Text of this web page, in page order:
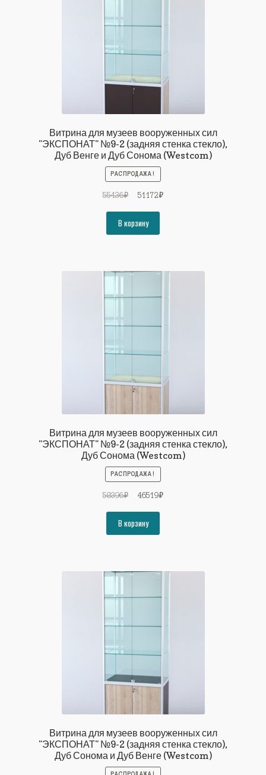
Витрина для музеев вооруженных сил
"ЭКСПОНАТ" №9-2 (задняя стенка стекло),
Дуб Венге и Дуб Сонома (Westcom)
РАСПРОДАЖА!
55436₽
Первоначальная
составляла
55436₽.
51172₽Текущая
В корзину
Витрина для музеев вооруженных сил
"ЭКСПОНАТ" №9-2 (задняя стенка стекло),
Дуб Сонома (Westcom)
РАСПРОДАЖА!
50396₽
Первоначальная
составляла
50396₽.
46519₽Текущая
В корзину
Витрина для музеев вооруженных сил
"ЭКСПОНАТ" №9-2 (задняя стенка стекло),
Дуб Сонома и Дуб Венге (Westcom)